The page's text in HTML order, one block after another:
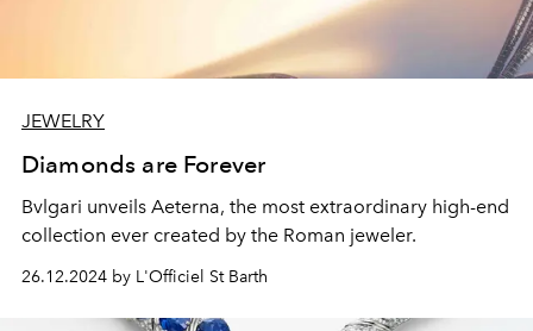
JEWELRY
Diamonds are Forever
Bvlgari unveils Aeterna, the most extraordinary high-end
collection ever created by the Roman jeweler.
26.12.2024 by L'Officiel St Barth